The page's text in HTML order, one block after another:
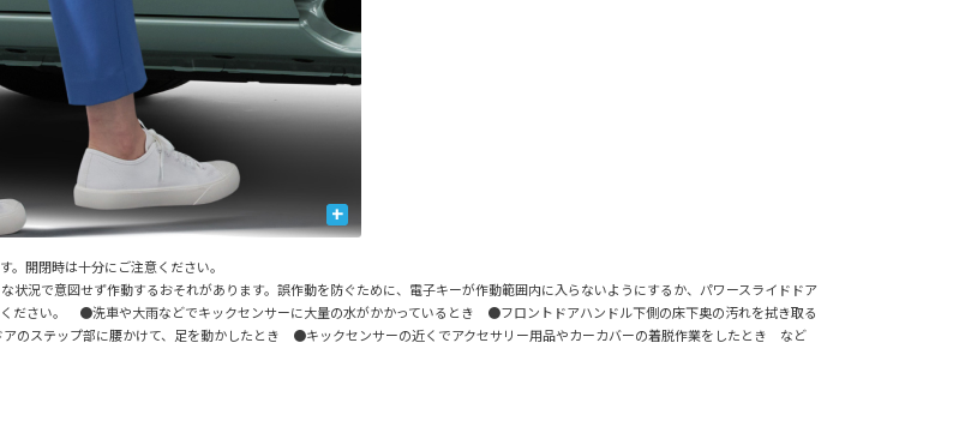
+
開閉時は十分にご注意ください。
況で意図せず作動するおそれがあります。誤作動を防ぐために、電子キーが作動範囲内に入らないようにするか、パワースライドドア
ださい。 ●洗車や大雨などでキックセンサーに大量の水がかかっているとき ●フロントドアハンドル下側の床下奥の汚れを拭き取る
ステップ部に腰かけて、足を動かしたとき ●キックセンサーの近くでアクセサリー用品やカーカバーの着脱作業をしたとき など